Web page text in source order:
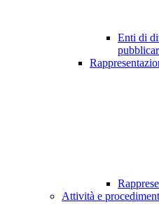
Enti di
Attività e